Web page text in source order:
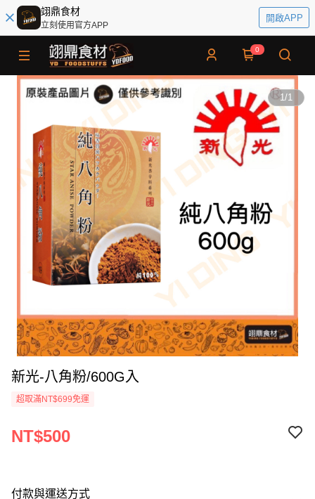
翊鼎食材
立刻使用官方APP
開啟APP
0
1/1
新光-八角粉/600G入
超取滿NT$699免運
NT$500
付款與運送方式